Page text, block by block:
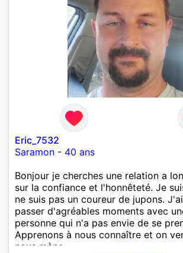
Eric_7532
Saramon - 40 ans
Bonjour je cherches une relation a
sur la confiance et l'honnêteté. Je
ne suis pas un coureur de jupons.
passer d'agréables moments avec
personne qui n'a pas envie de se
Apprenons à nous connaître et on
nous mène...